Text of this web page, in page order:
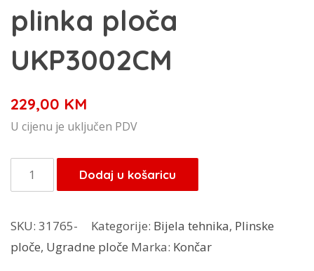
plinka ploča
UKP3002CM
229,00 KM
U cijenu je uključen PDV
Končar
domino
ploča
UKP3002CM
Dodaj u košaricu
SKU: 31765- Kategorije: Bijela tehnika, Plinske
ploče, Ugradne ploče Marka: Končar